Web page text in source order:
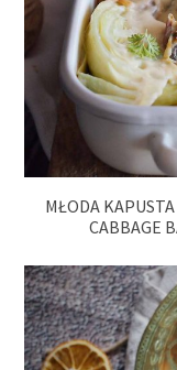
MŁODA
CABBAGE